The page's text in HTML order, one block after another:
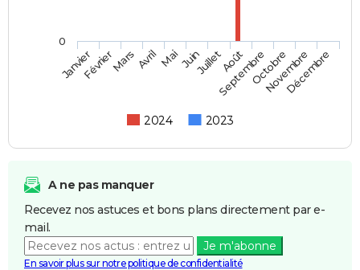
2024 2023
JanvierFévrierMars AvrilMaiJuinJuilletAoût
SeptembreOctobre
Novembre
Décembre
0
A ne pas manquer
Recevez nos astuces et bons plans directement par e-
mail.
Je m'abonne
En savoir plus sur notre politique de confidentialité